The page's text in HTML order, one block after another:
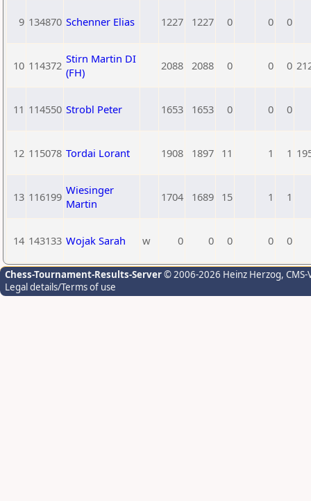
9 134870 Schenner Elias 1227 1227 0 0 0
10 114372 Stirn Martin DI
(FH)
2088 2088 0 0 0
11 114550 Strobl Peter 1653 1653 0 0 0
12 115078 Tordai Lorant 1908 1897 11 1 1
13 116199 Wiesinger
Martin
1704 1689 15 1 1
14 143133 Wojak Sarah w 0 0 0 0 0
Chess-Tournament-Results-Server© 2006-2026 Heinz Herzog,
Legal details/Terms of use